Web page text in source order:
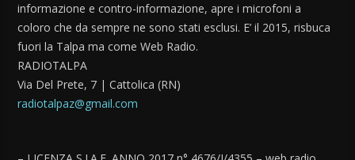
informazione e contro-informazione, apre i microfoni a
coloro che da sempre ne sono stati esclusi. E’ il 2015, risbuca
fuori la Talpa ma come Web Radio.
RADIOTALPA
Via Del Prete, 7 | Cattolica (RN)
radiotalpaz@gmail.com